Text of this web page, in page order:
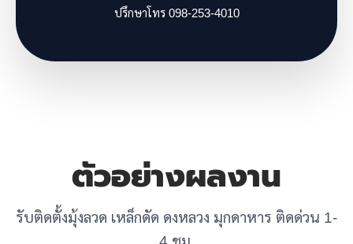
ปรึกษาโทร 098-253-4010
ตัวอย่างผลงาน
รับติดตั้งมุ้งลวด เหล็กดัด ดงหลวง มุกดาหาร ติดด่วน 1-
4 ชม.